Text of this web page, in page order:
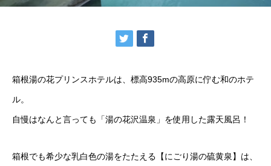
箱根湯の花プリンスホテルは、標高935mの高原に佇む和のホテ
ル。
自慢はなんと言っても「湯の花沢温泉」を使用した露天風呂！
箱根でも希少な乳白色の湯をたたえる【にごり湯の硫黄泉】は、